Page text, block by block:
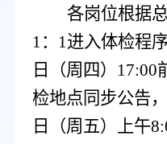
各岗位根据
1：1进入体检程
日
（周四 ） 17:00
检地点同步公告
日（周 五）上午